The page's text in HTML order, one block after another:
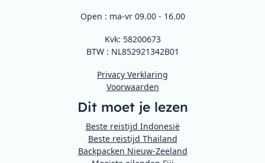
Open : ma-vr 09.00 - 16.00
Kvk: 58200673
BTW : NL852921342B01
Privacy Verklaring
Voorwaarden
Dit moet je lezen
Beste reistijd Indonesië
Beste reistijd Thailand
Backpacken Nieuw-Zeeland